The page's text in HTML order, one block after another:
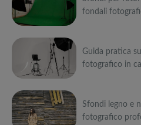
Tapis roulant,
TV in offerta
Black Friday:
PERDERE
Offerte robot
aspirapolvere
perdere nella
Black Friday
Week
Tavola SUP
prezzo: i
migliori Stand
Up Paddle
gonfiabili
dell’anno
metà prezzo
Black Friday:
Tapis roulant,
cyclette,
vibranti
Migliori smart
TV in offerta
Black Friday:
PERDERE
Offerte robot
aspirapolvere
da non
perdere nella
Black Friday
Tavola SUP
prezzo: i
interessarti anche
Attrezzi
metà prezzo
Black Friday:
Tapis roulant,
Migliori smart
TV in offerta
fondali
interessarti anche
Guida pratica
fotografico in
Sfondi legno e
fotografico